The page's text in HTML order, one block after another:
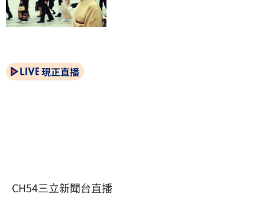
現正直播
CH54三立新聞台直播